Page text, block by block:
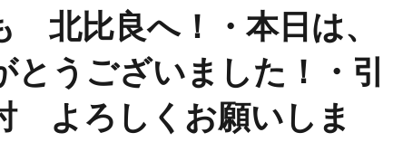
北比良へ！・本日は、
うございました！・引
よろしくお願いしま